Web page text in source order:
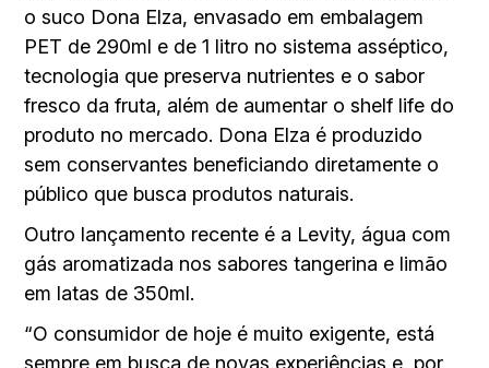
o suco Dona Elza, envasado em embalagem
PET de 290ml e de 1 litro no sistema asséptico,
tecnologia que preserva nutrientes e o sabor
fresco da fruta, além de aumentar o shelf life do
produto no mercado. Dona Elza é produzido
sem conservantes beneficiando diretamente o
público que busca produtos naturais.
Outro lançamento recente é a Levity, água com
gás aromatizada nos sabores tangerina e limão
em latas de 350ml.
“O consumidor de hoje é muito exigente, está
sempre em busca de novas experiências e, por